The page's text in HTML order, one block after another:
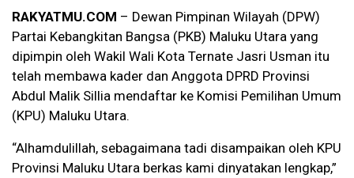
RAKYATMU.COM – Dewan Pimpinan Wilayah (DPW)
Partai Kebangkitan Bangsa (PKB) Maluku Utara yang
dipimpin oleh Wakil Wali Kota Ternate Jasri Usman itu
telah membawa kader dan Anggota DPRD Provinsi
Abdul Malik Sillia mendaftar ke Komisi Pemilihan Umum
(KPU) Maluku Utara.
“Alhamdulillah, sebagaimana tadi disampaikan oleh KPU
Provinsi Maluku Utara berkas kami dinyatakan lengkap,”